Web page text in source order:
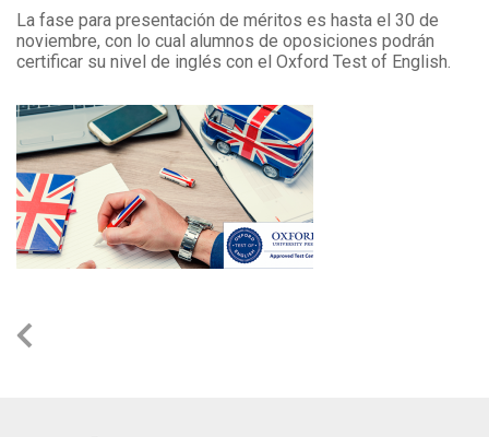
La fase para presentación de méritos es hasta el 30 de
noviembre, con lo cual alumnos de oposiciones podrán
certificar su nivel de inglés con el Oxford Test of English.